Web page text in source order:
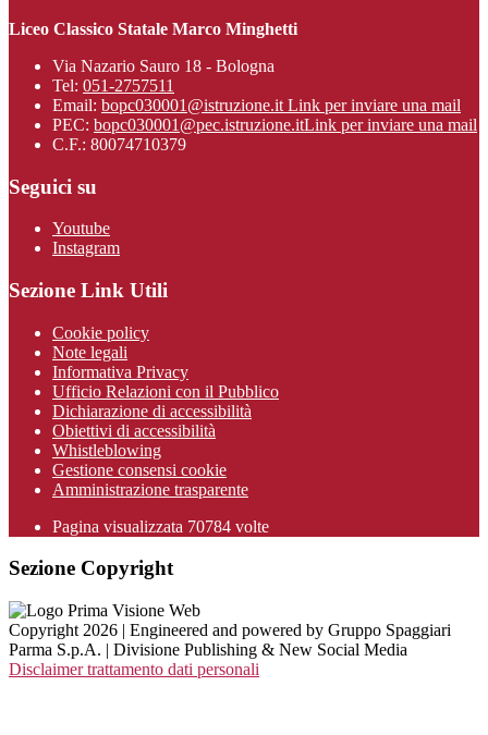
Liceo Classico Statale Marco Minghetti
Via Nazario Sauro 18 - Bologna
Tel: 051-2757511
Email: bopc030001@istruzione.it Link per inviare una mail
PEC: bopc030001@pec.istruzione.itLink per inviare una mail
C.F.: 80074710379
Seguici su
Youtube
Instagram
Sezione Link Utili
Cookie policy
Note legali
Informativa Privacy
Ufficio Relazioni con il Pubblico
Dichiarazione di accessibilità
Obiettivi di accessibilità
Whistleblowing
Gestione consensi cookie
Amministrazione trasparente
Pagina visualizzata 70784 volte
Sezione Copyright
Copyright 2026 | Engineered and powered by Gruppo Spaggiari
Parma S.p.A. | Divisione Publishing & New Social Media
Disclaimer trattamento dati personali